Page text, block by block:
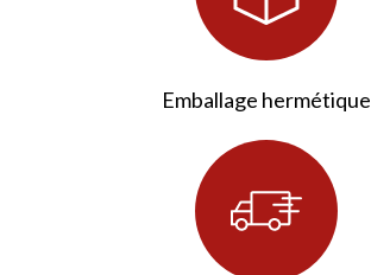
2 avis
Emballage hermétique